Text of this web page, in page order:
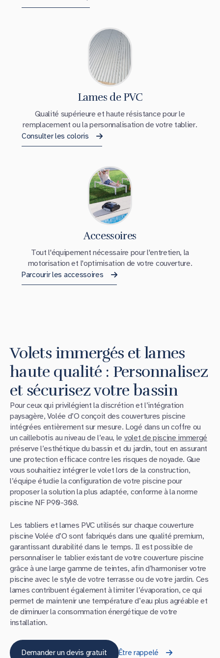
Lames de PVC
Qualité supérieure et haute résistance pour le
remplacement ou la personnalisation de votre tablier.
Consulter les coloris
Accessoires
Tout l'équipement nécessaire pour l'entretien, la
motorisation et l'optimisation de votre couverture.
Parcourir les accessoires
Volets immergés et lames
haute qualité : Personnalisez
et sécurisez votre bassin
Pour ceux qui privilégient la discrétion et l’intégration
paysagère, Volée d’O conçoit des couvertures piscine
intégrées entièrement sur mesure. Logé dans un coffre ou
un caillebotis au niveau de l’eau, le volet de piscine immergé
préserve l’esthétique du bassin et du jardin, tout en assurant
une protection efficace contre les risques de noyade. Que
vous souhaitiez intégrer le volet lors de la construction,
l’équipe étudie la configuration de votre piscine pour
proposer la solution la plus adaptée, conforme à la norme
piscine NF P90-308.
Les tabliers et lames PVC utilisés sur chaque couverture
piscine Volée d’O sont fabriqués dans une qualité premium,
garantissant durabilité dans le temps. Il est possible de
personnaliser le tablier existant de votre couverture piscine
grâce à une large gamme de teintes, afin d’harmoniser votre
piscine avec le style de votre terrasse ou de votre jardin. Ces
lames contribuent également à limiter l’évaporation, ce qui
permet de maintenir une température d’eau plus agréable et
de diminuer la consommation énergétique de votre
installation.
Demander un devis gratuit Être rappelé